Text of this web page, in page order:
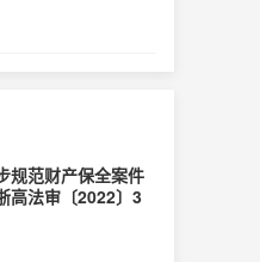
规范财产保全案件
高法审〔2022〕3